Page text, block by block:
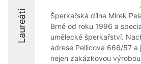
Laureáti
Šperkařská dílna Mirek
Brně od roku 1996 a
umělecké šperkařství.
adrese Pellicova 666/57 a
nejen zakázkovou